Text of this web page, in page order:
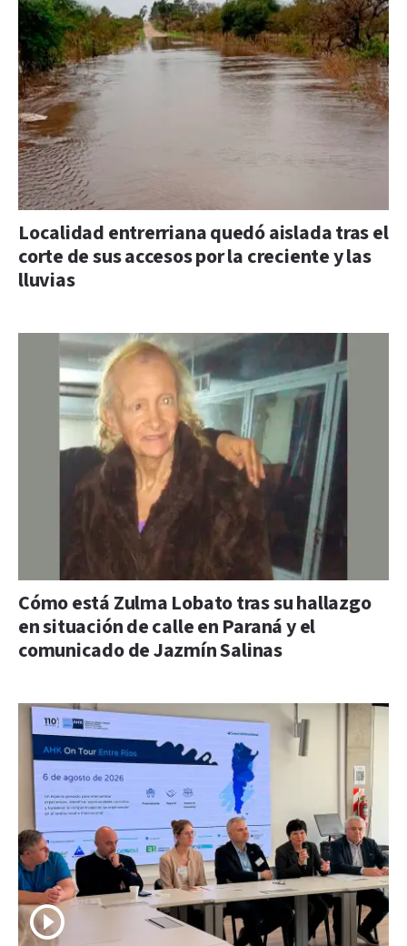
Localidad entrerriana quedó aislada tras el
corte de sus accesos por la creciente y las
lluvias
Cómo está Zulma Lobato tras su hallazgo
en situación de calle en Paraná y el
comunicado de Jazmín Salinas